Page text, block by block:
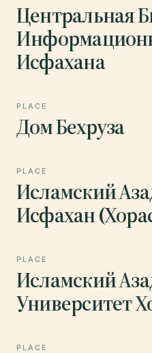
Центральная
Исфахана
PLACE
Дом Бехруза
PLACE
Исламский
Исфахан
PLACE
Исламский
Университет
PLACE